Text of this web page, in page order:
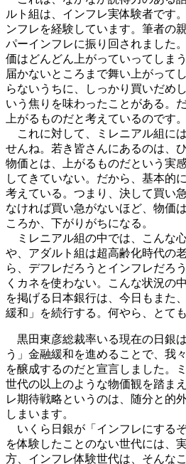
ルト組は、インフレ実体験者です
ンフレを経験しています。筆者の
パーインフレに振り回されました
価はどんどん上がっていってしま
届かないところまで舞い上がって
らないうちに、しっかり買いだめ
いう焦りを味わったことがある。
上がるものだと考えているのです。
これに対して、ミレニアル組に
せんね。若き皆さんにあるのは、
物価とは、上がるものだという実
してきていない。だから、基本的
考えている。つまり、決して買い
なければ買い急がないほど、物価
ころか、下がりがちになる。
ミレニアル組の中では、こんな
や、アダルト組は超高齢化時代の
ら、デフレだろうとインフレだろ
くカネを使わない。こんな状況の
を掲げる日本銀行は、今日もまた
緩和」を続行する。何やら、とて
黒田東彦総裁率いる現在の日銀
う」金融緩和を進めることで、我
を醸成するのだと宣言しました。
世代の以上のような物価観を踏ま
レ期待戦略というのは、随分と的
しまいます。
いくら日銀が「インフレにする
を体験したことのない世代には、
方、インフレ体験世代は、そんな